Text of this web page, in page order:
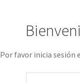
Por favor inicia sesión